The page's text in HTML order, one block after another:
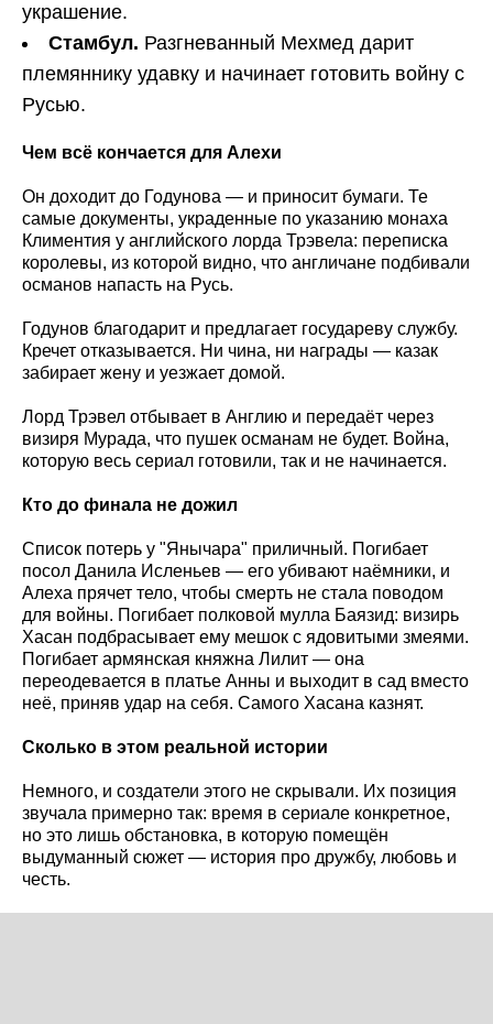
украшение.
Стамбул. Разгневанный Мехмед дарит
племяннику удавку и начинает готовить войну с
Русью.
Чем всё кончается для Алехи
Он доходит до Годунова — и приносит бумаги. Те
самые документы, украденные по указанию монаха
Климентия у английского лорда Трэвела: переписка
королевы, из которой видно, что англичане подбивали
османов напасть на Русь.
Годунов благодарит и предлагает государеву службу.
Кречет отказывается. Ни чина, ни награды — казак
забирает жену и уезжает домой.
Лорд Трэвел отбывает в Англию и передаёт через
визиря Мурада, что пушек османам не будет. Война,
которую весь сериал готовили, так и не начинается.
Кто до финала не дожил
Список потерь у "Янычара" приличный. Погибает
посол Данила Исленьев — его убивают наёмники, и
Алеха прячет тело, чтобы смерть не стала поводом
для войны. Погибает полковой мулла Баязид: визирь
Хасан подбрасывает ему мешок с ядовитыми змеями.
Погибает армянская княжна Лилит — она
переодевается в платье Анны и выходит в сад вместо
неё, приняв удар на себя. Самого Хасана казнят.
Сколько в этом реальной истории
Немного, и создатели этого не скрывали. Их позиция
звучала примерно так: время в сериале конкретное,
но это лишь обстановка, в которую помещён
выдуманный сюжет — история про дружбу, любовь и
честь.